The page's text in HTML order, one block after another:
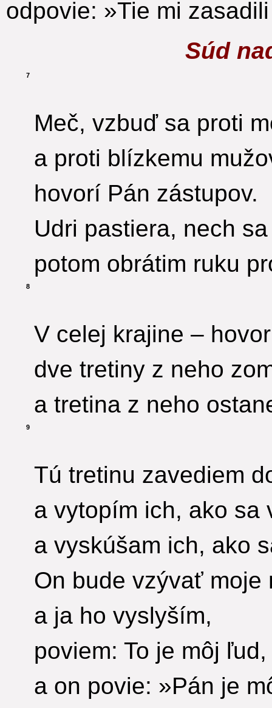
odpovie: »Tie mi
Súd
7
Meč, vzbuď sa proti
a proti blízkemu
hovorí Pán zástupov.
Udri pastiera, nech
potom obrátim ruku
8
V celej krajine –
dve tretiny z neho
a tretina z neho
9
Tú tretinu zavediem
a vytopím ich, ako sa
a vyskúšam ich, ako
On bude vzývať moje
a ja ho vyslyším,
poviem: To je môj ľud,
a on povie: »Pán je